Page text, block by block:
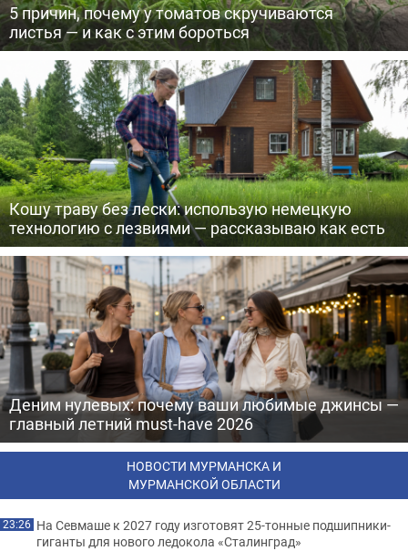
5 причин, почему у томатов скручиваются
листья — и как с этим бороться
Кошу траву без лески: использую немецкую
технологию с лезвиями — рассказываю как есть
Деним нулевых: почему ваши любимые джинсы —
главный летний must-have 2026
НОВОСТИ МУРМАНСКА И
МУРМАНСКОЙ ОБЛАСТИ
23:26 На Севмаше к 2027 году изготовят 25-тонные подшипники-
гиганты для нового ледокола «Сталинград»